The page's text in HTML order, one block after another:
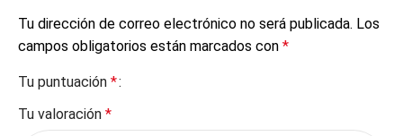
Tu dirección de correo electrónico no será publicada. Los
campos obligatorios están marcados con *
Tu puntuación *
Tu valoración *